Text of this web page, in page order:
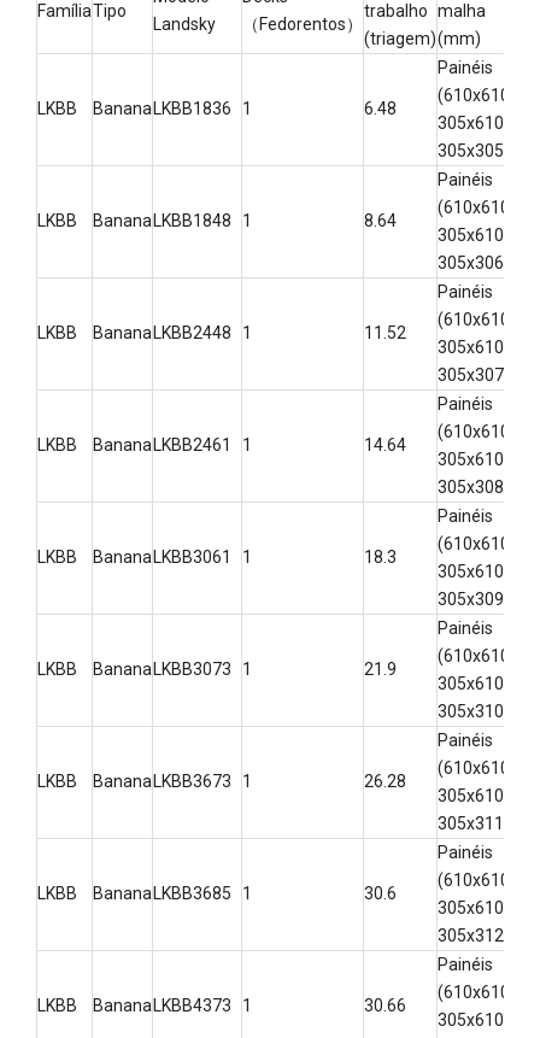
FamíliaTipo
Landsky
（Fedorentos）
trabalho
(triagem)
malha
(mm)
LKBB BananaLKBB1836 1 6.48
Painéis
(610x610,
305x610,
305x305)
LKBB BananaLKBB1848 1 8.64
Painéis
(610x610,
305x610,
305x306)
LKBB BananaLKBB2448 1 11.52
Painéis
(610x610,
305x610,
305x307)
LKBB BananaLKBB2461 1 14.64
Painéis
(610x610,
305x610,
305x308)
LKBB BananaLKBB3061 1 18.3
Painéis
(610x610,
305x610,
305x309)
LKBB BananaLKBB3073 1 21.9
Painéis
(610x610,
305x610,
305x310)
LKBB BananaLKBB3673 1 26.28
Painéis
(610x610,
305x610,
305x311)
LKBB BananaLKBB3685 1 30.6
Painéis
(610x610,
305x610,
305x312)
LKBB BananaLKBB4373 1 30.66
Painéis
(610x610,
305x610,